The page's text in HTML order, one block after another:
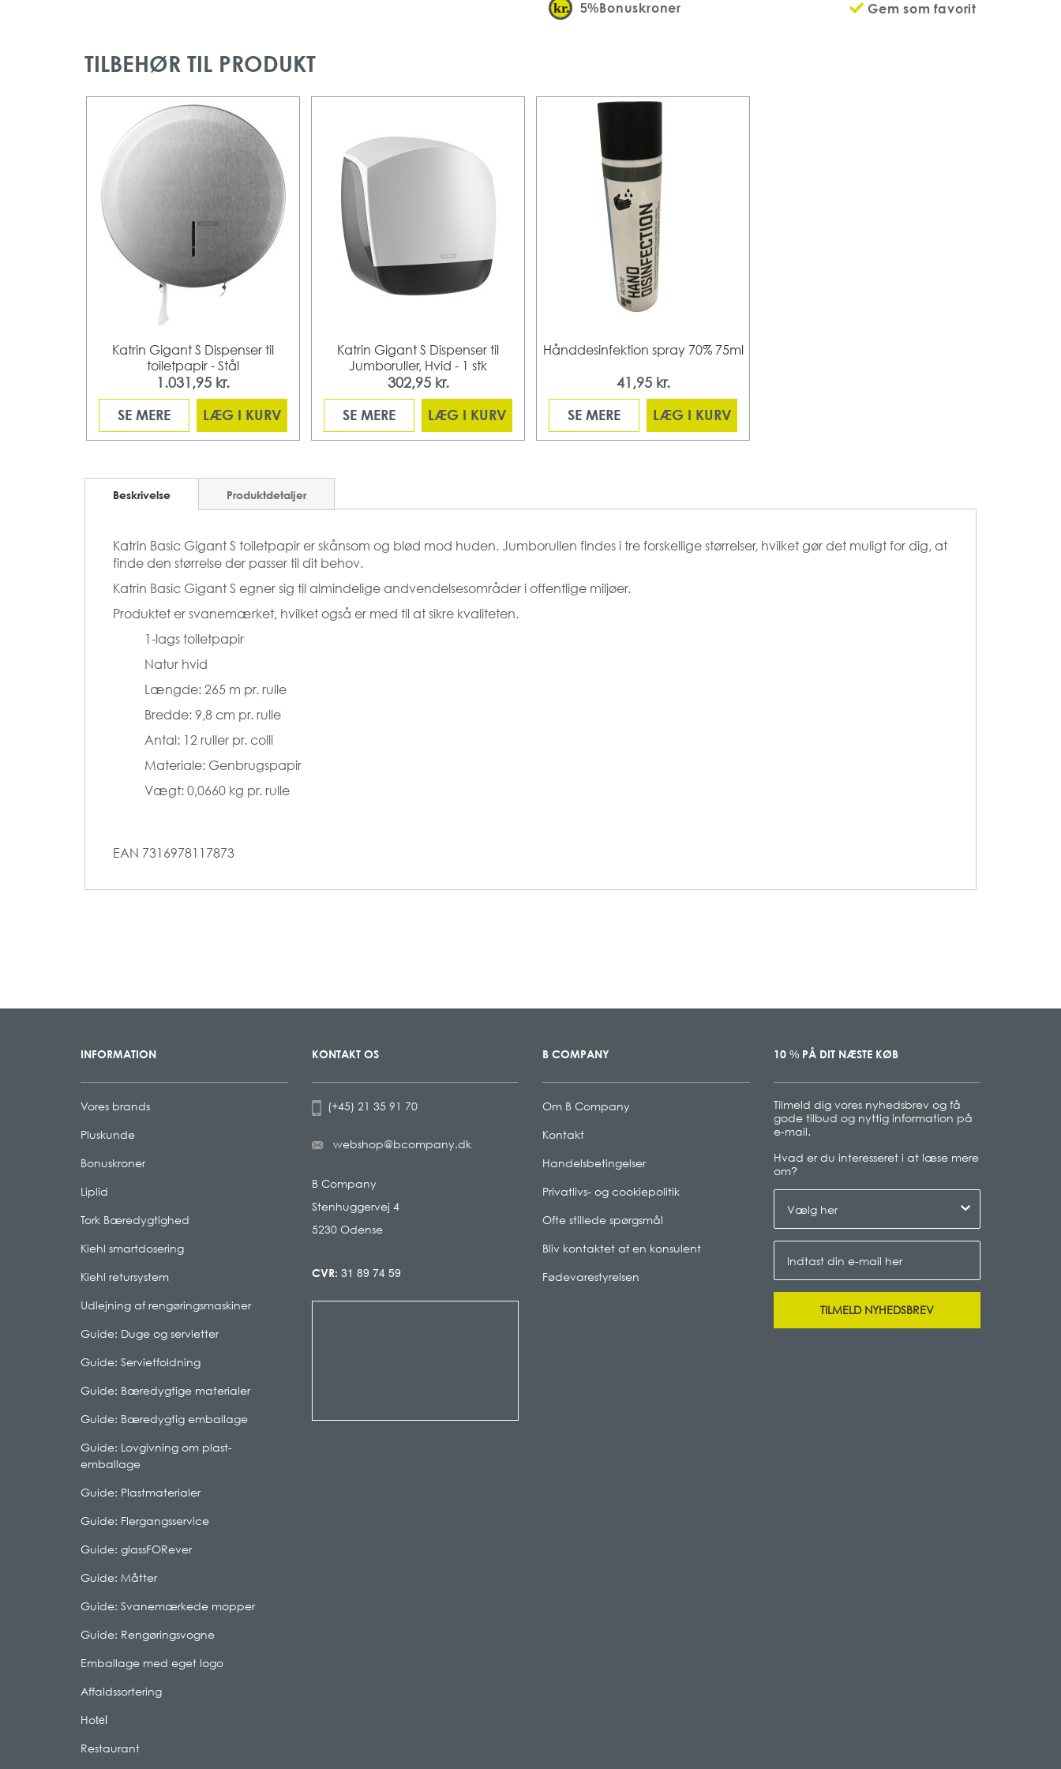
Gem som favorit
5%Bonuskroner
TILBEHØR TIL PRODUKT
Katrin Gigant S Dispenser til
toiletpapir - Stål
1.031,95 kr.
SE MERE
LÆG I KURV
Katrin Gigant S Dispenser til
Jumboruller, Hvid - 1 stk
302,95 kr.
SE MERE
LÆG I KURV
Hånddesinfektion spray 70% 75ml
41,95 kr.
SE MERE
LÆG I KURV
Beskrivelse
Katrin Basic Gigant S toiletpapir er skånsom og blød mod huden. Jumborullen findes i tre forskellige størrelser, hvilket gør det muligt for dig, at
finde den størrelse der passer til dit behov.
Katrin Basic Gigant S egner sig til almindelige andvendelsesområder i offentlige miljøer.
Produktet er svanemærket, hvilket også er med til at sikre kvaliteten.
1-lags toiletpapir
Natur hvid
Længde: 265 m pr. rulle
Bredde: 9,8 cm pr. rulle
Antal: 12 ruller pr. colli
Materiale: Genbrugspapir
Vægt: 0,0660 kg pr. rulle
EAN 7316978117873
Produktdetaljer
INFORMATION
Vores brands
Pluskunde
Bonuskroner
Liplid
Tork Bæredygtighed
Kiehl smartdosering
Kiehl retursystem
Udlejning af rengøringsmaskiner
Guide: Duge og servietter
Guide: Servietfoldning
Guide: Bæredygtige materialer
Guide: Bæredygtig emballage
Guide: Lovgivning om plast-
emballage
Guide: Plastmaterialer
Guide: Flergangsservice
Guide: glassFORever
Guide: Måtter
Guide: Svanemærkede mopper
Guide: Rengøringsvogne
Emballage med eget logo
Affaldssortering
Hotel
Restaurant
KONTAKT OS
(+45) 21 35 91 70
webshop@bcompany.dk
B Company
Stenhuggervej 4
5230 Odense
CVR: 31 89 74 59
B COMPANY
Om B Company
Kontakt
Handelsbetingelser
Privatlivs- og cookiepolitik
Ofte stillede spørgsmål
Bliv kontaktet af en konsulent
Fødevarestyrelsen
10 %PÅ DIT NÆSTE KØB
Tilmeld dig vores nyhedsbrev og få
gode tilbud og nyttig information på
e-mail.
Hvad er du interesseret i at læse mere
om?
TILMELD NYHEDSBREV